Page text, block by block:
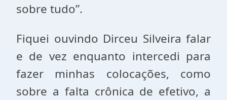
sobre tudo”.
Fiquei ouvindo Dirceu Silveira falar
e de vez enquanto intercedi para
fazer minhas colocações, como
sobre a falta crônica de efetivo, a